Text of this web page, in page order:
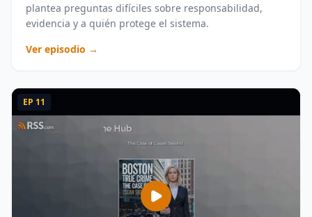
plantea preguntas difíciles sobre responsabilidad,
evidencia y a quién protege el sistema.
Ver episodio →
EP 11